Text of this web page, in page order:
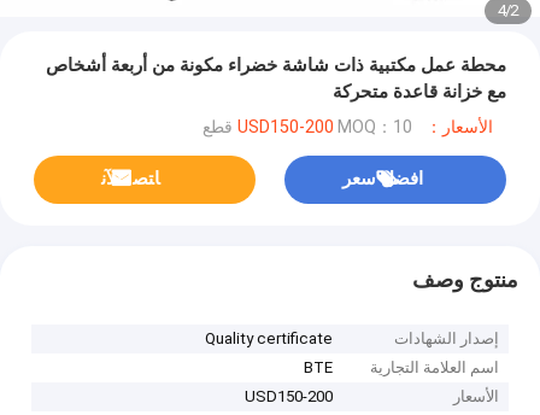
2
/
4
محطة عمل مكتبية ذات شاشة خضراء مكونة من أربعة أشخاص
مع خزانة قاعدة متحركة
الأسعار：USD150-200 MOQ：10 قطع
افضل سعر ﺎﺘﺼﻟ ﺍﻶﻧ
منتوج وصف
إصدار الشهادات
Quality certificate
اسم العلامة التجارية
BTE
الأسعار
USD150-200